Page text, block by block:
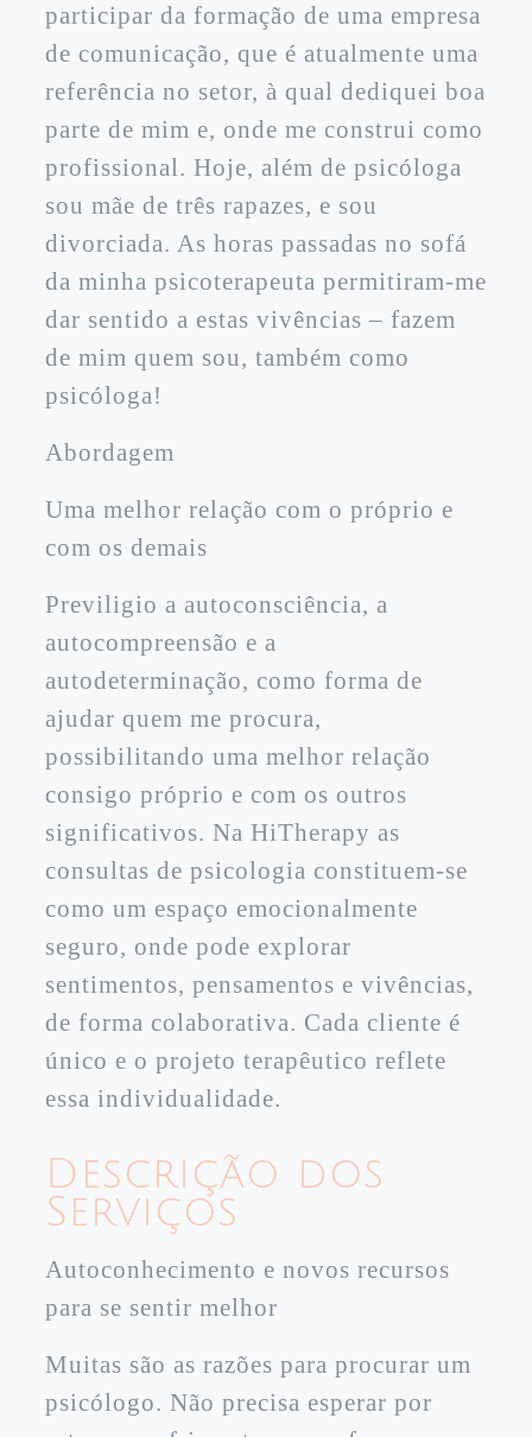
participar da formação de uma empresa
de comunicação, que é atualmente uma
referência no setor, à qual dediquei boa
parte de mim e, onde me construi como
profissional. Hoje, além de psicóloga
sou mãe de três rapazes, e sou
divorciada. As horas passadas no sofá
da minha psicoterapeuta permitiram-me
dar sentido a estas vivências – fazem
de mim quem sou, também como
psicóloga!
Abordagem
Uma melhor relação com o próprio e
com os demais
Previligio a autoconsciência, a
autocompreensão e a
autodeterminação, como forma de
ajudar quem me procura,
possibilitando uma melhor relação
consigo próprio e com os outros
significativos. Na HiTherapy as
consultas de psicologia constituem-se
como um espaço emocionalmente
seguro, onde pode explorar
sentimentos, pensamentos e vivências,
de forma colaborativa. Cada cliente é
único e o projeto terapêutico reflete
essa individualidade.
Descrição dos
Serviços
Autoconhecimento e novos recursos
para se sentir melhor
Muitas são as razões para procurar um
psicólogo. Não precisa esperar por